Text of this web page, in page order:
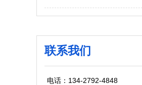
联系我们
电话：134-2792-4848